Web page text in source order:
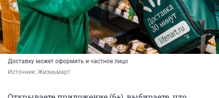
Доставку может оформить и частное лицо
Источник: Жизньмарт